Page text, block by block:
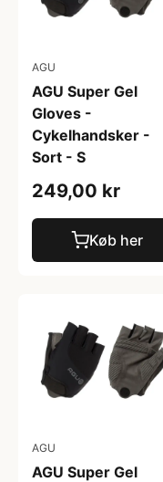
AGU
AGU Super Gel
Gloves -
Cykelhandsker -
Sort - S
249,00 kr
Køb her
AGU
AGU Super Gel